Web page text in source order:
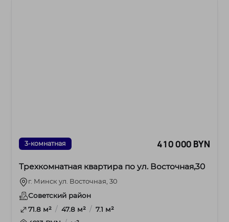
3-комнатная 410 000 BYN
Трехкомнатная квартира по ул. Восточная,30
г. Минск ул. Восточная, 30
Советский район
71.8 м² / 47.8 м² / 7.1 м²